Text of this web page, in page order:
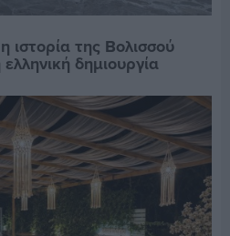
ιστορία της Βολισσού
δημιουργία